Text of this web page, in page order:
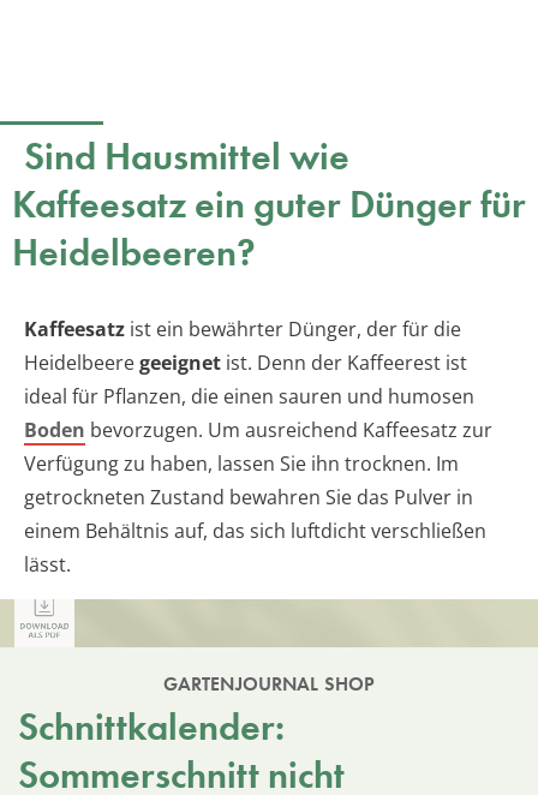
Sind Hausmittel wie
Kaffeesatz ein guter Dünger für
Heidelbeeren?
Kaffeesatz ist ein bewährter Dünger, der für die
Heidelbeeregeeignet ist. Denn der Kaffeerest ist
ideal für Pflanzen, die einen sauren und humosen
Boden bevorzugen. Um ausreichend Kaffeesatz zur
Verfügung zu haben, lassen Sie ihn trocknen. Im
getrockneten Zustand bewahren Sie das Pulver in
einem Behältnis auf, das sich luftdicht verschließen
lässt.
GARTENJOURNAL SHOP
Schnittkalender:
Sommerschnitt nicht